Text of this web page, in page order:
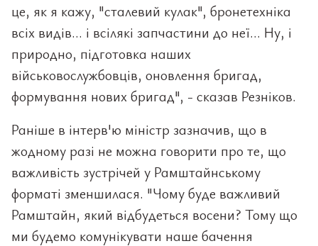
це, як я кажу, "сталевий кулак", бронетехніка
всіх видів... і всілякі запчастини до неї... Ну, і
природно, підготовка наших
військовослужбовців, оновлення бригад,
формування нових бригад", - сказав Резніков.
Раніше в інтерв'ю міністр зазначив, що в
жодному разі не можна говорити про те, що
важливість зустрічей у Рамштайнському
форматі зменшилася. "Чому буде важливий
Рамштайн, який відбудеться восени? Тому що
ми будемо комунікувати наше бачення